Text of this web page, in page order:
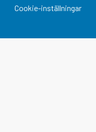
Cookie-inställningar